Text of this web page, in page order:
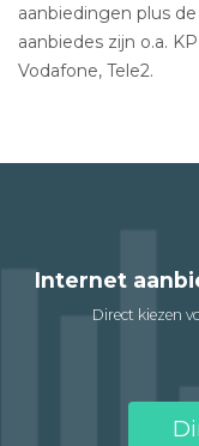
aanbiedingen plus
aanbiedes zijn o.a.
Vodafone, Tele2.
Internet
Direct kiezen